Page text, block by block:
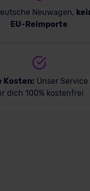
Neuwagen,
EU-Reimporte
Kosten: Unser Service
dich 100% kostenfrei